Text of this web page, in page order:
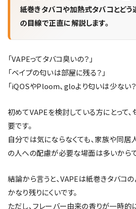
紙巻きタバコや加熱式タバコとどう
の目線で正直に解説します。
「VAPEってタバコ臭いの？」
「ベイプの匂いは部屋に残る？」
「iQOSやPloom、gloより匂いは少ない？
初めてVAPEを検討している方にとって
要です。
自分では気にならなくても、家族や同居
の人への配慮が必要な場面は多いからで
結論から言うと、VAPEは紙巻きタバコ
かなり残りにくいです。
ただし、フレーバー由来の香りが一時的